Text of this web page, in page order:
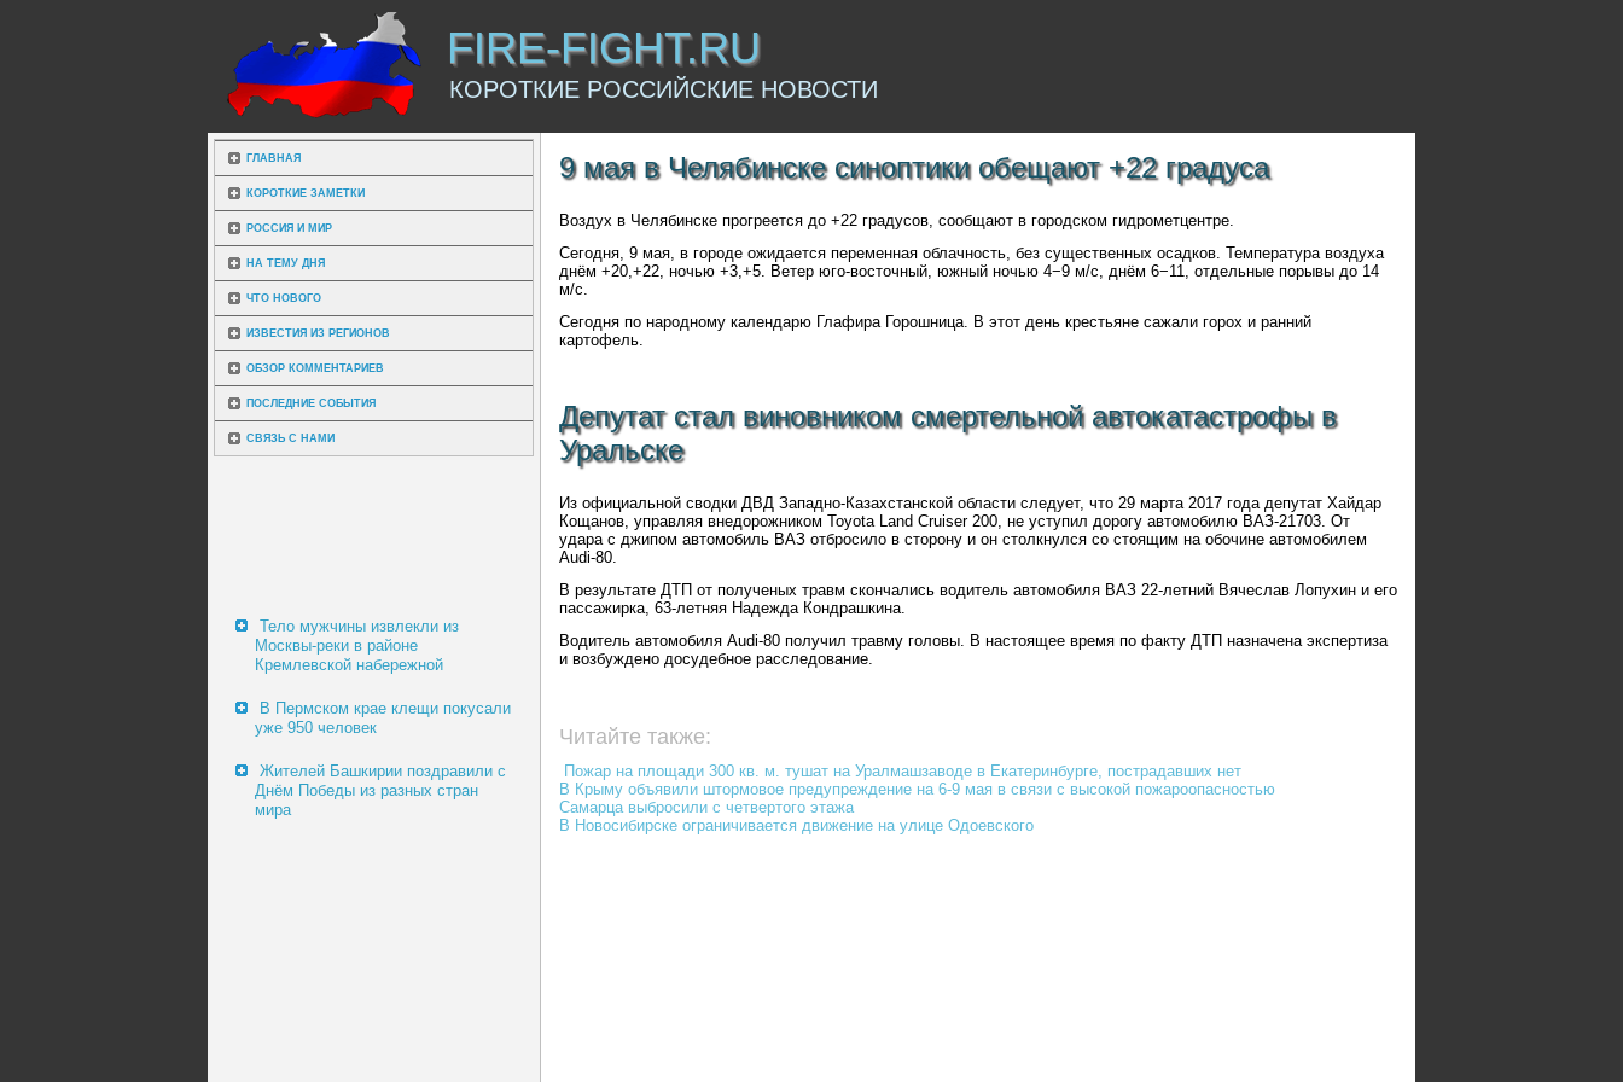
FIRE-FIGHT.RU
КОРОТКИЕ РОССИЙСКИЕ НОВОСТИ
ГЛАВНАЯ
КОРОТКИЕ ЗАМЕТКИ
РОССИЯ И МИР
НА ТЕМУ ДНЯ
ЧТО НОВОГО
ИЗВЕСТИЯ ИЗ РЕГИОНОВ
ОБЗОР КОММЕНТАРИЕВ
ПОСЛЕДНИЕ СОБЫТИЯ
СВЯЗЬ С НАМИ
Тело мужчины извлекли из
Москвы-реки в районе
Кремлевской набережной
В Пермском крае клещи покусали
уже 950 человек
Жителей Башкирии поздравили с
Днём Победы из разных стран
мира
9 мая в Челябинске синоптики обещают +22 градуса
Воздух в Челябинске прогреется до +22 градусов, сообщают в городском гидрометцентре.
Сегодня, 9 мая, в городе ожидается переменная облачность, без существенных осадков. Температура воздуха
днём +20,+22, ночью +3,+5. Ветер юго-восточный, южный ночью 4−9 м/с, днём 6−11, отдельные порывы до 14
м/с.
Сегодня по народному календарю Глафира Горошница. В этот день крестьяне сажали горох и ранний
картофель.
Депутат стал виновником смертельной автокатастрофы в
Уральске
Из официальной сводки ДВД Западно-Казахстанской области следует, что 29 марта 2017 года депутат Хайдар
Кощанов, управляя внедорожником Toyota Land Cruiser 200, не уступил дорогу автомобилю ВАЗ-21703. От
удара с джипом автомобиль ВАЗ отбросило в сторону и он столкнулся со стоящим на обочине автомобилем
Audi-80.
В результате ДТП от полученых травм скончались водитель автомобиля ВАЗ 22-летний Вячеслав Лопухин и его
пассажирка, 63-летняя Надежда Кондрашкина.
Водитель автомобиля Audi-80 получил травму головы. В настоящее время по факту ДТП назначена экспертиза
и возбуждено досудебное расследование.
Читайте также:
Пожар на площади 300 кв. м. тушат на Уралмашзаводе в Екатеринбурге, пострадавших нет
В Крыму объявили штормовое предупреждение на 6-9 мая в связи с высокой пожароопасностью
Самарца выбросили с четвертого этажа
В Новосибирске ограничивается движение на улице Одоевского